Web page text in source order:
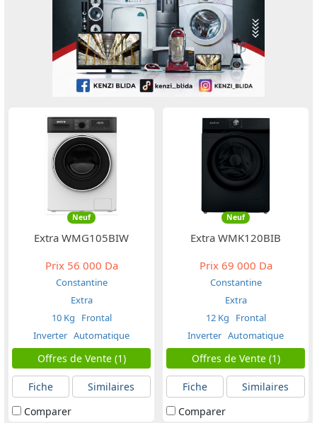
Neuf
Extra WMG105BIW
Prix56 000 Da
Constantine
Extra
10 Kg
Frontal
Inverter Automatique
Offres de Vente (1)
Fiche
Similaires
Comparer
Neuf
Extra WMK120BIB
Prix69 000 Da
Constantine
Extra
12 Kg
Frontal
Inverter Automatique
Offres de Vente (1)
Fiche
Similaires
Comparer